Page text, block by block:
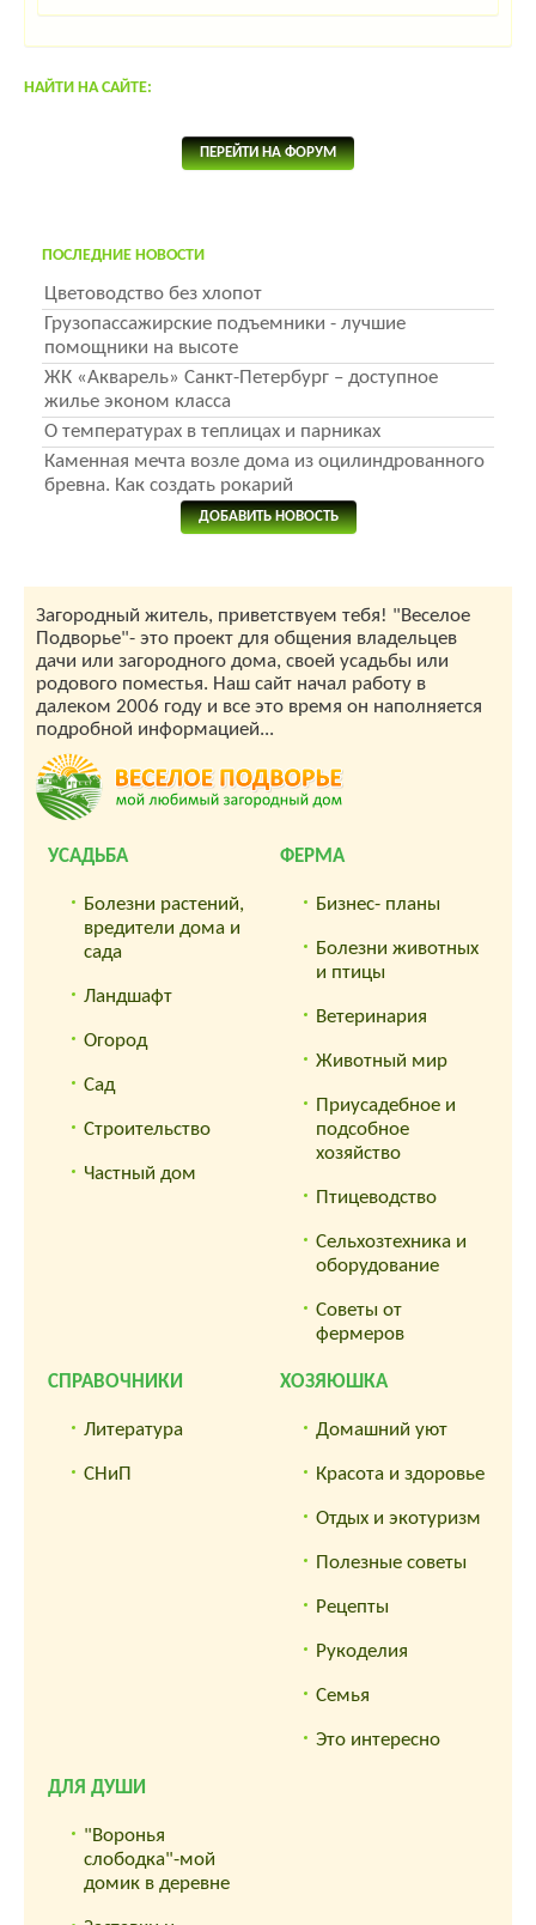
НАЙТИ НА САЙТЕ:
ПЕРЕЙТИ НА ФОРУМ
ПОСЛЕДНИЕ НОВОСТИ
Цветоводство без хлопот
Грузопассажирские подъемники - лучшие
помощники на высоте
ЖК «Акварель» Санкт-Петербург – доступное
жилье эконом класса
О температурах в теплицах и парниках
Каменная мечта возле дома из оцилиндрованного
бревна. Как создать рокарий
ДОБАВИТЬ НОВОСТЬ
Загородный житель, приветствуем тебя! "Веселое
Подворье"- это проект для общения владельцев
дачи или загородного дома, своей усадьбы или
родового поместья. Наш сайт начал работу в
далеком 2006 году и все это время он наполняется
подробной информацией...
УСАДЬБА
Болезни растений,
вредители дома и
сада
Ландшафт
Огород
Сад
Строительство
Частный дом
ФЕРМА
Бизнес- планы
Болезни животных
и птицы
Ветеринария
Животный мир
Приусадебное и
подсобное
хозяйство
Птицеводство
Сельхозтехника и
оборудование
Советы от
фермеров
СПРАВОЧНИКИ
Литература
СНиП
ХОЗЯЮШКА
Домашний уют
Красота и здоровье
Отдых и экотуризм
Полезные советы
Рецепты
Рукоделия
Семья
Это интересно
ДЛЯ ДУШИ
"Воронья
слободка"-мой
домик в деревне